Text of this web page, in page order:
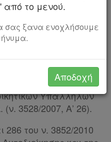
2000 (Α’ 140), όπως
άρθρο 10 του
Συντελεστή Δόμησης
Κατάστασης
Υπαλλήλων
3528/2007, Α’ 26).
του ν. 3852/2010
από το μενού.
σας ξανα ενοχλήσουμε
Αποδοχή